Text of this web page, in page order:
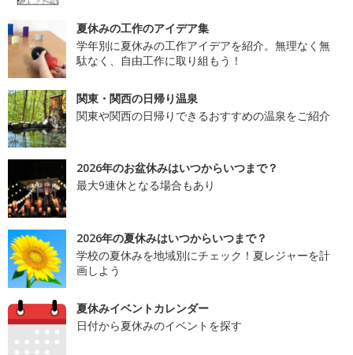
夏休みの工作のアイデア集
学年別に夏休みの工作アイデアを紹介。無理なく無
駄なく、自由工作に取り組もう！
関東・関西の日帰り温泉
関東や関西の日帰りできるおすすめの温泉をご紹介
2026年のお盆休みはいつからいつまで？
最大9連休となる場合もあり
2026年の夏休みはいつからいつまで？
学校の夏休みを地域別にチェック！夏レジャーを計
画しよう
夏休みイベントカレンダー
日付から夏休みのイベントを探す